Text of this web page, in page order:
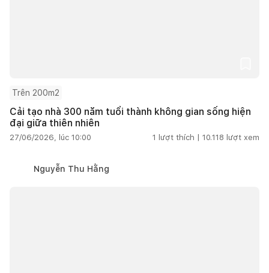
Trên 200m2
Cải tạo nhà 300 năm tuổi thành không gian sống hiện
đại giữa thiên nhiên
27/06/2026, lúc 10:00 1 lượt thích | 10.118 lượt xem
Nguyễn Thu Hằng